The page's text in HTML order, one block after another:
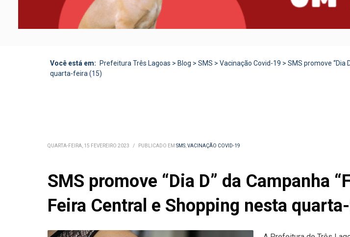
Você está em: Prefeitura Três Lagoas > Blog > SMS > Vacinação Covid-19 > SMS promove “Dia
quarta-feira (15)
QUARTA-FEIRA, 15 FEVEREIRO 2023 / PUBLICADO EM SMS,VACINAÇÃO COVID-19
SMS promove “Dia D” da Campanha
Feira Central e Shopping nesta